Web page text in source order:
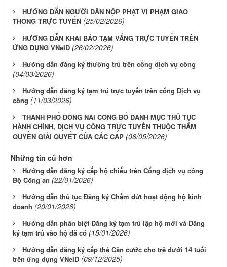
HƯỚNG DẪN NGƯỜI DÂN NỘP PHẠT VI PHẠM GIAO
THÔNG TRỰC TUYẾN (25/02/2026)
HƯỚNG DẪN KHAI BÁO TẠM VẮNG TRỰC TUYẾN TRÊN
ỨNG DỤNG VNeID (26/02/2026)
Hướng dẫn đăng ký thường trú trên cổng dịch vụ công
(04/03/2026)
Hướng dẫn đăng ký tạm trú trực tuyến trên cổng Dịch vụ
công (11/03/2026)
THÀNH PHỐ ĐỒNG NAI CÔNG BỐ DANH MỤC THỦ TỤC
HÀNH CHÍNH, DỊCH VỤ CÔNG TRỰC TUYẾN THUỘC THẨM
QUYỀN GIẢI QUYẾT CỦA CÁC CẤP (06/05/2026)
Những tin cũ hơn
Hướng dẫn đăng ký cấp hộ chiếu trên Cổng dịch vụ công
Bộ Công an (22/01/2026)
Hướng dẫn thủ tục Đăng ký Chấm dứt hoạt động hộ kinh
doanh (20/01/2026)
Hướng dẫn phân biệt Đăng ký tạm trú lập hộ mới và Đăng
ký tạm trú vào hộ đã có (15/01/2026)
Hướng dẫn đăng ký cấp thẻ Căn cước cho trẻ dưới 14 tuổi
trên ứng dụng VNeID (09/12/2025)